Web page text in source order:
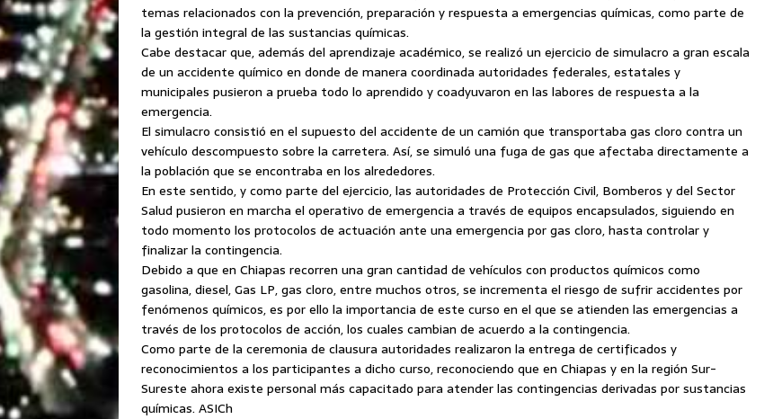
temas relacionados con la prevención, preparación y respuesta a emergencias químicas, como parte de
la gestión integral de las sustancias químicas.
Cabe destacar que, además del aprendizaje académico, se realizó un ejercicio de simulacro a gran escala
de un accidente químico en donde de manera coordinada autoridades federales, estatales y
municipales pusieron a prueba todo lo aprendido y coadyuvaron en las labores de respuesta a la
emergencia.
El simulacro consistió en el supuesto del accidente de un camión que transportaba gas cloro contra un
vehículo descompuesto sobre la carretera. Así, se simuló una fuga de gas que afectaba directamente a
la población que se encontraba en los alrededores.
En este sentido, y como parte del ejercicio, las autoridades de Protección Civil, Bomberos y del Sector
Salud pusieron en marcha el operativo de emergencia a través de equipos encapsulados, siguiendo en
todo momento los protocolos de actuación ante una emergencia por gas cloro, hasta controlar y
finalizar la contingencia.
Debido a que en Chiapas recorren una gran cantidad de vehículos con productos químicos como
gasolina, diesel, Gas LP, gas cloro, entre muchos otros, se incrementa el riesgo de sufrir accidentes por
fenómenos químicos, es por ello la importancia de este curso en el que se atienden las emergencias a
través de los protocolos de acción, los cuales cambian de acuerdo a la contingencia.
Como parte de la ceremonia de clausura autoridades realizaron la entrega de certificados y
reconocimientos a los participantes a dicho curso, reconociendo que en Chiapas y en la región Sur-
Sureste ahora existe personal más capacitado para atender las contingencias derivadas por sustancias
químicas. ASICh